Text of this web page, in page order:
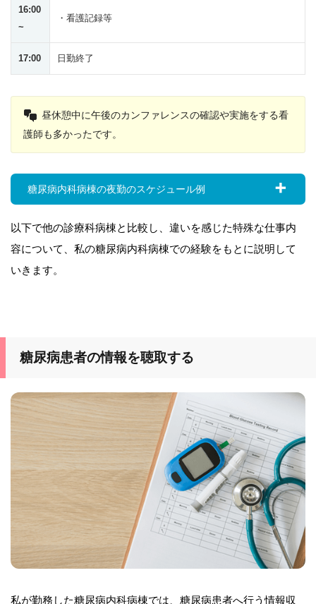
16:00
~
・看護記録等
17:00 日勤終了
昼休憩中に午後のカンファレンスの確認や実施をする看
護師も多かったです。
糖尿病内科病棟の夜勤のスケジュール例
以下で他の診療科病棟と比較し、違いを感じた特殊な仕事内
容について、私の糖尿病内科病棟での経験をもとに説明して
いきます。
糖尿病患者の情報を聴取する
私が勤務した糖尿病内科病棟では、糖尿病患者へ行う情報収